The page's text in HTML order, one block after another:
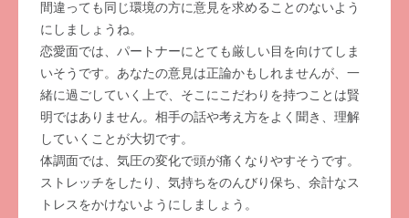
間違っても同じ環境の方に意見を求めることのないよう
にしましょうね。
恋愛面では、パートナーにとても厳しい目を向けてしま
いそうです。あなたの意見は正論かもしれませんが、一
緒に過ごしていく上で、そこにこだわりを持つことは賢
明ではありません。相手の話や考え方をよく聞き、理解
していくことが大切です。
体調面では、気圧の変化で頭が痛くなりやすそうです。
ストレッチをしたり、気持ちをのんびり保ち、余計なス
トレスをかけないようにしましょう。